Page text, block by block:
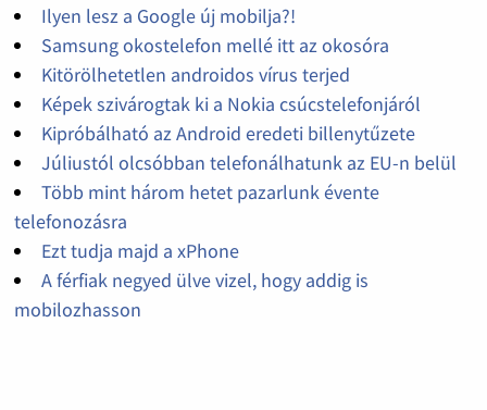
Ilyen lesz a Google új mobilja?!
Samsung okostelefon mellé itt az okosóra
Kitörölhetetlen androidos vírus terjed
Képek szivárogtak ki a Nokia csúcstelefonjáról
Kipróbálható az Android eredeti billenytűzete
Júliustól olcsóbban telefonálhatunk az EU-n belül
Több mint három hetet pazarlunk évente
telefonozásra
Ezt tudja majd a xPhone
A férfiak negyed ülve vizel, hogy addig is
mobilozhasson